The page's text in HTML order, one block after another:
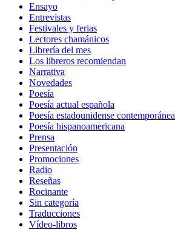
Ensayo
Entrevistas
Festivales y ferias
Lectores chamánicos
Librería del mes
Los libreros recomiendan
Narrativa
Novedades
Poesía
Poesía actual española
Poesía estadounidense contemporánea
Poesía hispanoamericana
Prensa
Presentación
Promociones
Radio
Reseñas
Rocinante
Sin categoría
Traducciones
Vídeo-libros